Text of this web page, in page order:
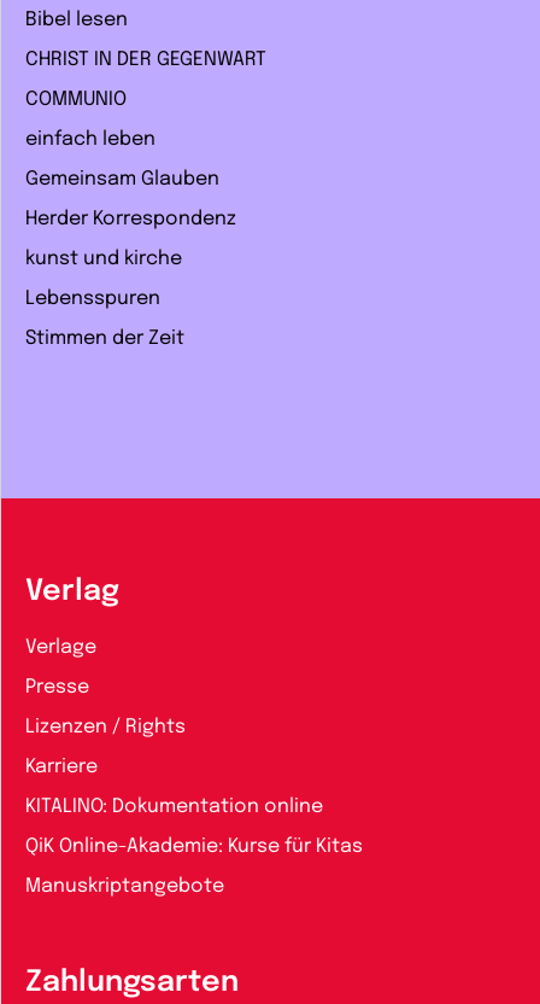
Bibel lesen
CHRIST IN DER GEGENWART
COMMUNIO
einfach leben
Gemeinsam Glauben
Herder Korrespondenz
kunst und kirche
Lebensspuren
Stimmen der Zeit
Verlag
Verlage
Presse
Lizenzen / Rights
Karriere
KITALINO: Dokumentation online
QiK Online-Akademie: Kurse für Kitas
Manuskriptangebote
Zahlungsarten